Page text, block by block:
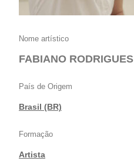
Nome artístico
FABIANO RODRIGUES
País de Origem
Brasil (BR)
Formação
Artista